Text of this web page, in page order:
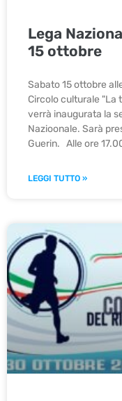
Lega
15 ottobre
Sabato 15 ottobre
Circolo culturale "La
verrà inaugurata la
Nazioonale. Sarà
Guerin. Alle ore
LEGGI TUTTO »